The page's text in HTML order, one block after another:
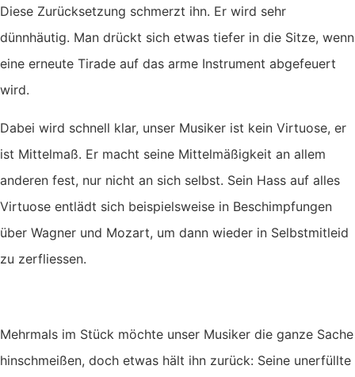
Diese Zurücksetzung schmerzt ihn. Er wird sehr
dünnhäutig. Man drückt sich etwas tiefer in die Sitze, wenn
eine erneute Tirade auf das arme Instrument abgefeuert
wird.
Dabei wird schnell klar, unser Musiker ist kein Virtuose, er
ist Mittelmaß. Er macht seine Mittelmäßigkeit an allem
anderen fest, nur nicht an sich selbst. Sein Hass auf alles
Virtuose entlädt sich beispielsweise in Beschimpfungen
über Wagner und Mozart, um dann wieder in Selbstmitleid
zu zerfliessen.
Mehrmals im Stück möchte unser Musiker die ganze Sache
hinschmeißen, doch etwas hält ihn zurück: Seine unerfüllte